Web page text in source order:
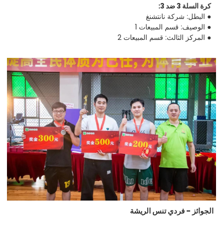
كرة السلة 3 ضد 3:
● البطل: شركة نانتشنغ
● الوصيف: قسم المبيعات 1
● المركز الثالث: قسم المبيعات 2
الجوائز - فردي تنس الريشة